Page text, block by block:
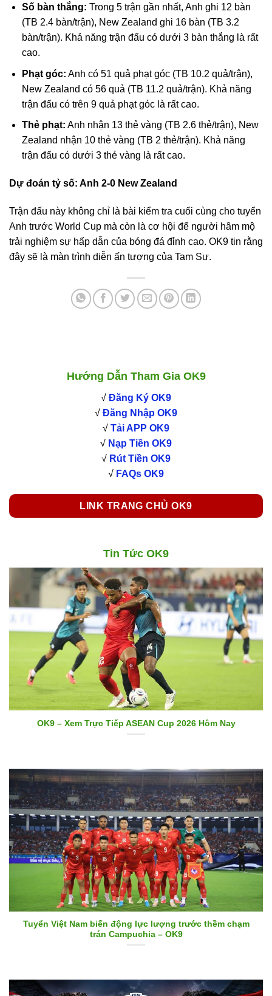
Số bàn thắng: Trong 5 trận gần nhất, Anh ghi 12 bàn
(TB 2.4 bàn/trận), New Zealand ghi 16 bàn (TB 3.2
bàn/trận). Khả năng trận đấu có dưới 3 bàn thắng là rất
cao.
Phạt góc: Anh có 51 quả phạt góc (TB 10.2 quả/trận),
New Zealand có 56 quả (TB 11.2 quả/trận). Khả năng
trận đấu có trên 9 quả phạt góc là rất cao.
Thẻ phạt: Anh nhận 13 thẻ vàng (TB 2.6 thẻ/trận), New
Zealand nhận 10 thẻ vàng (TB 2 thẻ/trận). Khả năng
trận đấu có dưới 3 thẻ vàng là rất cao.
Dự đoán tỷ số: Anh 2-0 New Zealand
Trận đấu này không chỉ là bài kiểm tra cuối cùng cho tuyển
Anh trước World Cup mà còn là cơ hội để người hâm mộ
trải nghiệm sự hấp dẫn của bóng đá đỉnh cao. OK9 tin rằng
đây sẽ là màn trình diễn ấn tượng của Tam Sư.
Hướng Dẫn Tham Gia OK9
√ Đăng Ký OK9
√ Đăng Nhập OK9
√ Tải APP OK9
√ Nạp Tiền OK9
√ Rút Tiền OK9
√ FAQs OK9
LINK TRANG CHỦ OK9
Tin Tức OK9
OK9 – Xem Trực Tiếp ASEAN Cup 2026 Hôm Nay
Tuyển Việt Nam biến động lực lượng trước thềm chạm
trán Campuchia – OK9